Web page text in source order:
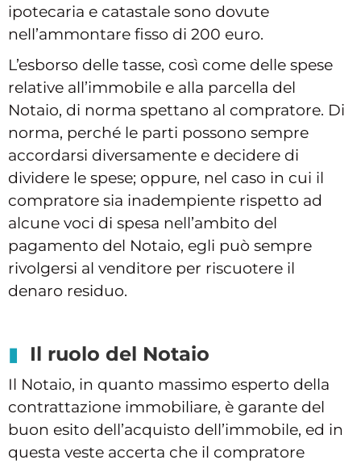
ipotecaria e catastale sono dovute
nell’ammontare fisso di 200 euro.
L’esborso delle tasse, così come delle spese
relative all’immobile e alla parcella del
Notaio, di norma spettano al compratore. Di
norma, perché le parti possono sempre
accordarsi diversamente e decidere di
dividere le spese; oppure, nel caso in cui il
compratore sia inadempiente rispetto ad
alcune voci di spesa nell’ambito del
pagamento del Notaio, egli può sempre
rivolgersi al venditore per riscuotere il
denaro residuo.
Il ruolo del Notaio
Il Notaio, in quanto massimo esperto della
contrattazione immobiliare, è garante del
buon esito dell’acquisto dell’immobile, ed in
questa veste accerta che il compratore